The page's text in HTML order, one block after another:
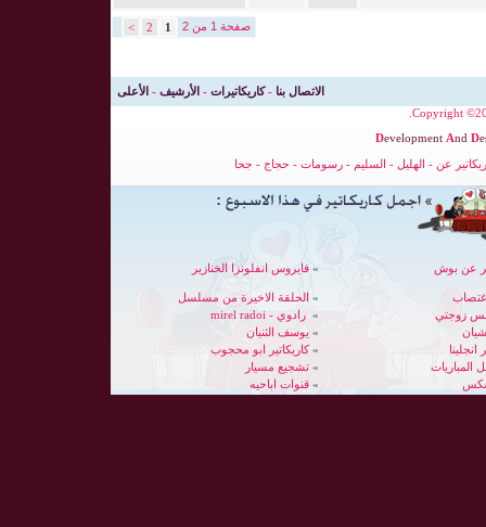
صفحة 1 من 2 1
2
>
الاتصال بنا -كاريكاتيرات - الأرشيف - الأعلى
Copyright
Development And D
عن - الهليل - السليم -رسومات - حجاج - جحا
» فايروس انفلونزا الخنازير عن بوش
» الحلقة الاخيرة من مسلسل
» رادوي - mirel radoi
زوجتي
» يوسف الثنيان
» كاريكاتير ابو محجوب
انجلينا
» تشجيع مسيار
» قنوات اباحيه سكس